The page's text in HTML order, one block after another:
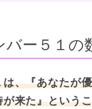
ー５１の
、『あなたが
来た』という